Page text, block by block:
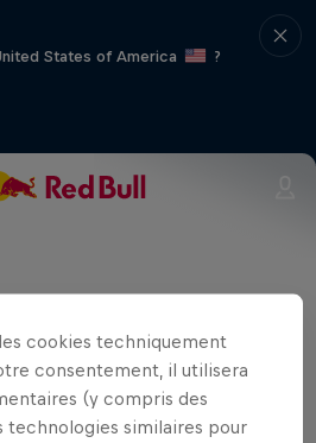
States of America
?
cookies techniquement
consentement, il utilisera
(y compris des
technologies similaires pour